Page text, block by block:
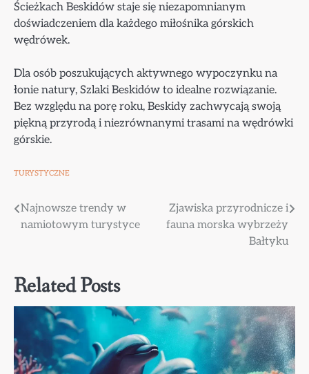
Ścieżkach Beskidów staje się niezapomnianym
doświadczeniem dla każdego miłośnika górskich
wędrówek.
Dla osób poszukujących aktywnego wypoczynku na
łonie natury, Szlaki Beskidów to idealne rozwiązanie.
Bez względu na porę roku, Beskidy zachwycają swoją
piękną przyrodą i niezrównanymi trasami na wędrówki
górskie.
TURYSTYCZNE
Nawigacja
Najnowsze trendy w
namiotowym turystyce
Zjawiska przyrodnicze i
fauna morska wybrzeży
Bałtyku
Related Posts